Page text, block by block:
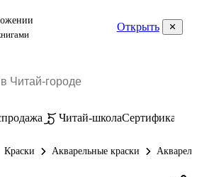
Открыть
Читай-школаСертификаты
Краски Акварельные краски